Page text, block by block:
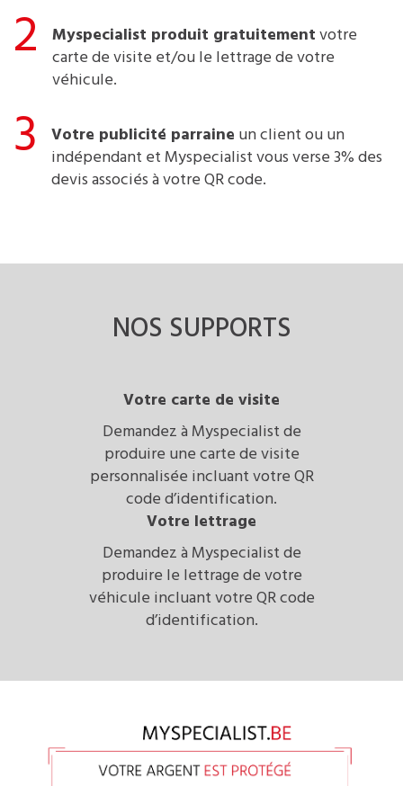
2 Myspecialist produit gratuitement votre
carte de visite et/ou le lettrage de votre
véhicule.
3 Votre publicité parraine un client ou un
indépendant et Myspecialist vous verse 3% des
devis associés à votre QR code.
NOS SUPPORTS
Votre carte de visite
Demandez à Myspecialist de
produire une carte de visite
personnalisée incluant votre QR
code d’identification.
Votre lettrage
Demandez à Myspecialist de
produire le lettrage de votre
véhicule incluant votre QR code
d’identification.